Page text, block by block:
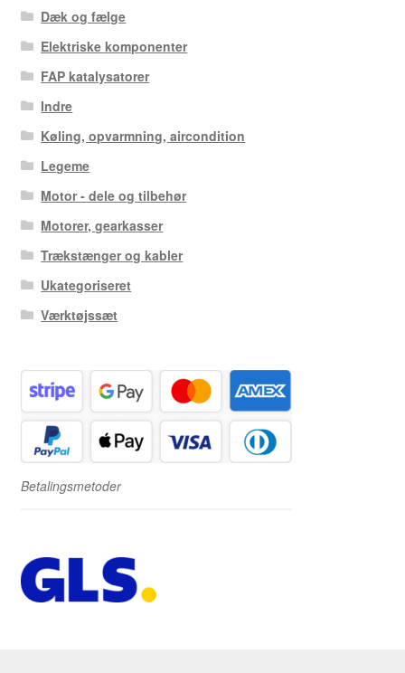
Dæk og fælge
Elektriske komponenter
FAP katalysatorer
Indre
Køling, opvarmning, aircondition
Legeme
Motor - dele og tilbehør
Motorer, gearkasser
Trækstænger og kabler
Ukategoriseret
Værktøjssæt
Betalingsmetoder